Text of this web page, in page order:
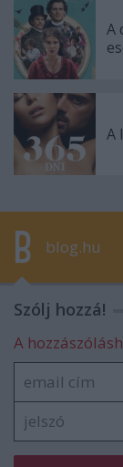
A
A
blog.hu
Szólj hozzá!
A